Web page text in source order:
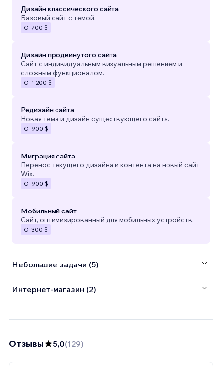
Дизайн классического сайта
Базовый сайт с темой.
От700 $
Дизайн продвинутого сайта
Сайт с индивидуальным визуальным решением и
сложным функционалом.
От1 200 $
Редизайн сайта
Новая тема и дизайн существующего сайта.
От900 $
Миграция сайта
Перенос текущего дизайна и контента на новый сайт
Wix.
От900 $
Мобильный сайт
Сайт, оптимизированный для мобильных устройств.
От300 $
Небольшие задачи (5)
Интернет-магазин (2)
Отзывы 5,0(129)